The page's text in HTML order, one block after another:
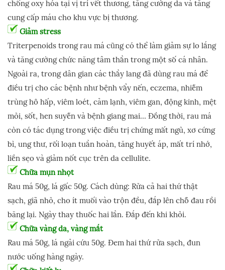
chống oxy hóa tại vị trí vết thương, tăng cường da và tăng
cung cấp máu cho khu vực bị thương.
Giảm stress
Triterpenoids trong rau má cũng có thể làm giảm sự lo lắng
và tăng cường chức năng tâm thần trong một số cá nhân.
Ngoài ra, trong dân gian các thầy lang đã dùng rau má để
điều trị cho các bệnh như bệnh vẩy nến, eczema, nhiễm
trùng hô hấp, viêm loét, cảm lạnh, viêm gan, động kinh, mệt
mỏi, sốt, hen suyễn và bệnh giang mai… Đồng thời, rau má
còn có tác dụng trong việc điều trị chứng mất ngủ, xơ cứng
bì, ung thư, rối loạn tuần hoàn, tăng huyết áp, mất trí nhớ,
liền sẹo và giảm nốt cục trên da cellulite.
Chữa mụn nhọt
Rau má 50g, lá gấc 50g. Cách dùng: Rửa cả hai thứ thật
sạch, giã nhỏ, cho ít muối vào trộn đều, đắp lên chỗ đau rồi
băng lại. Ngày thay thuốc hai lần. Đắp đến khi khỏi.
Chữa vàng da, vàng mắt
Rau má 50g, lá ngải cứu 50g. Đem hai thứ rửa sạch, đun
nước uống hàng ngày.